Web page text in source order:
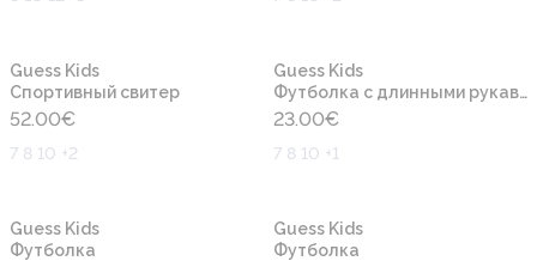
Guess Kids
Cпортивный свитер
52.00€
7 8 10 +2
Guess Kids
Футболка с длинными рукавами
23.00€
7 8 10 +1
Guess Kids
Футболка
Guess Kids
Футболка